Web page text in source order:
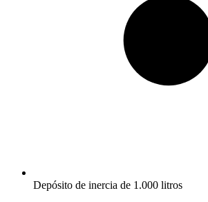
Depósito de inercia de 1.000 litros